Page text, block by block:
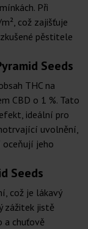
Při
což zajišťuje
pěstitele
Seeds
THC na
CBD o 1 %. Tato
ideální pro
uvolnění,
jeho
Seeds
což je lákavý
zážitek jistě
a chuťově